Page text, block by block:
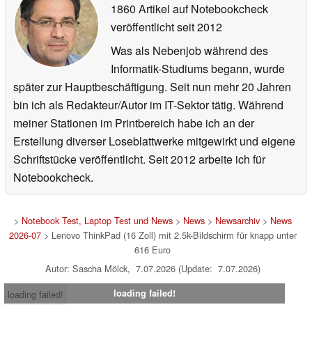
1860 Artikel auf Notebookcheck
veröffentlichtseit 2012
Was als Nebenjob während des
Informatik-Studiums begann, wurde
später zur Hauptbeschäftigung. Seit nun mehr 20 Jahren
bin ich als Redakteur/Autor im IT-Sektor tätig. Während
meiner Stationen im Printbereich habe ich an der
Erstellung diverser Loseblattwerke mitgewirkt und eigene
Schriftstücke veröffentlicht. Seit 2012 arbeite ich für
Notebookcheck.
> Notebook Test, Laptop Test und News> News> Newsarchiv> News
2026-07> Lenovo ThinkPad (16 Zoll) mit 2.5k-Bildschirm für knapp unter
616 Euro
Autor: Sascha Mölck, 7.07.2026 (Update: 7.07.2026)
loading failed!
loading failed!